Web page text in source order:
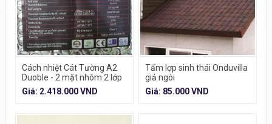
Cách nhiệt Cát Tường A2
Duoble - 2 mặt nhôm 2 lớp
túi khí
Giá: 2.418.000 VND
Tấm lợp sinh thái Onduvilla
giả ngói
Giá: 85.000 VND